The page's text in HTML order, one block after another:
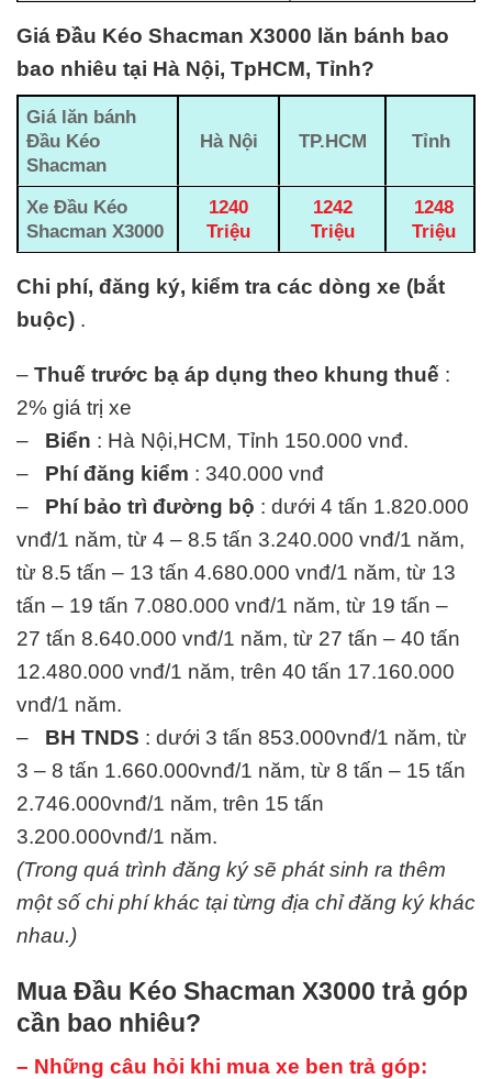
Giá Đầu Kéo Shacman X3000 lăn bánh bao
bao nhiêu tại Hà Nội, TpHCM, Tỉnh?
Giá lăn bánh
Đầu Kéo
Shacman
Hà Nội TP.HCM Tỉnh
Xe Đầu Kéo
Shacman X3000
1240
Triệu
1242
Triệu
1248
Triệu
Chi phí, đăng ký, kiểm tra các dòng xe (bắt
buộc) .
– Thuế trước bạ áp dụng theo khung thuế :
2% giá trị xe
– Biển : Hà Nội,HCM, Tỉnh 150.000 vnđ.
– Phí đăng kiểm : 340.000 vnđ
– Phí bảo trì đường bộ : dưới 4 tấn 1.820.000
vnđ/1 năm, từ 4 – 8.5 tấn 3.240.000 vnđ/1 năm,
từ 8.5 tấn – 13 tấn 4.680.000 vnđ/1 năm, từ 13
tấn – 19 tấn 7.080.000 vnđ/1 năm, từ 19 tấn –
27 tấn 8.640.000 vnđ/1 năm, từ 27 tấn – 40 tấn
12.480.000 vnđ/1 năm, trên 40 tấn 17.160.000
vnđ/1 năm.
– BH TNDS : dưới 3 tấn 853.000vnđ/1 năm, từ
3 – 8 tấn 1.660.000vnđ/1 năm, từ 8 tấn – 15 tấn
2.746.000vnđ/1 năm, trên 15 tấn
3.200.000vnđ/1 năm.
(Trong quá trình đăng ký sẽ phát sinh ra thêm
một số chi phí khác tại từng địa chỉ đăng ký khác
nhau.)
Mua Đầu Kéo Shacman X3000 trả góp
cần bao nhiêu?
– Những câu hỏi khi mua xe ben trả góp: